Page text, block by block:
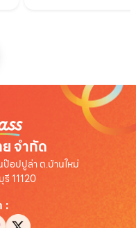
จำกัด
อปปูล่า ต.บ้านใหม่
11120
: